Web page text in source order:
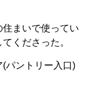
住まいで使ってい
くださった。
(パントリー入口)